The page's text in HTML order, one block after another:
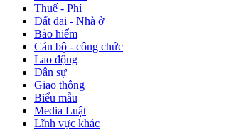
Thuế - Phí
Đất đai - Nhà ở
Bảo hiểm
Cán bộ - công chức
Lao động
Dân sự
Giao thông
Biểu mẫu
Media Luật
Lĩnh vực khác